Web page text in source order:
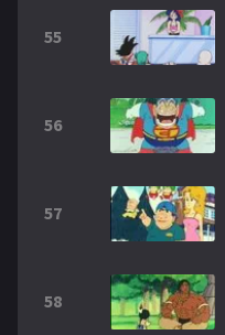
55
56
57
58